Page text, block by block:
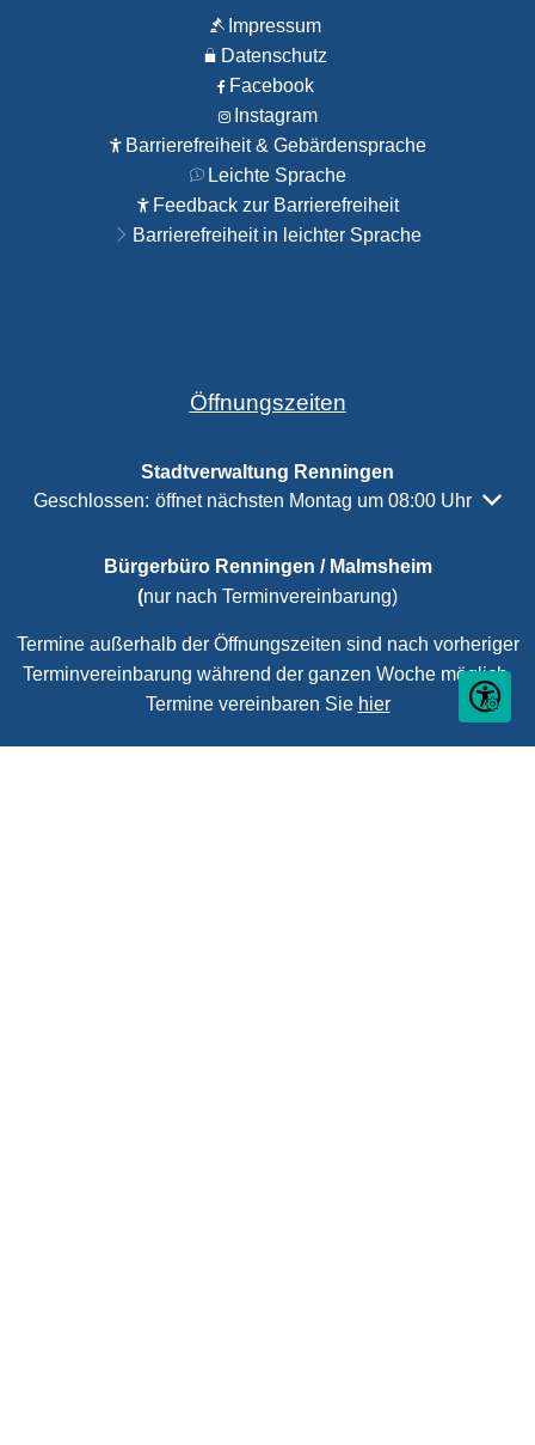
Impressum
Datenschutz
Facebook
Instagram
Barrierefreiheit & Gebärdensprache
Leichte Sprache
Feedback zur Barrierefreiheit
Barrierefreiheit in leichter Sprache
Öffnungszeiten
Stadtverwaltung Renningen
Klicken, um weitere Öffnungs- oder Schließzeiten
Geschlossen: öffnet nächsten Montag um 08:00 Uhr
Bürgerbüro Renningen / Malmsheim
(nur nach Terminvereinbarung)
Termine außerhalb der Öffnungszeiten sind nach vorheriger
Terminvereinbarung während der ganzen Woche möglich.
Termine vereinbaren Sie hier Seite